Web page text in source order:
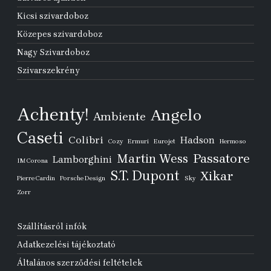
Kicsi szivardoboz
Közepes szivardoboz
Nagy Szivardoboz
Szivarszekrény
Achenty! Ambiente Angelo
Caseti Colibri Cozy Ermuri Eurojet Hadson Hermoso
IM Corona Lamborghini Martin Wess Passatore
Pierre Cardin Porsche Design S.T. Dupont Sky Xikar
Zorr
Szállításról infók
Adatkezelési tájékoztató
Általános szerződési feltételek